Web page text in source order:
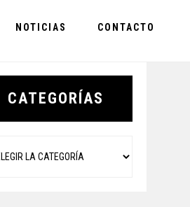
NOTICIAS CONTACTO
CATEGORÍAS